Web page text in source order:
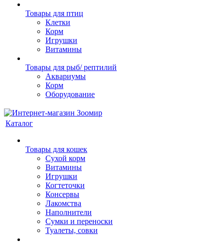
Товары для птиц
Клетки
Корм
Игрушки
Витамины
Товары для рыб/ рептилий
Аквариумы
Корм
Оборудование
Каталог
Товары для кошек
Cухой корм
Витамины
Игрушки
Когтеточки
Консервы
Лакомства
Наполнители
Сумки и переноски
Туалеты, совки